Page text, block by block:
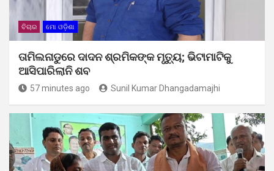
ବିଚାର ମୋ ଓଡ଼ିଶା
ତାମିଲନାଡୁରେ ଦାଦନ ଶ୍ରମିକଙ୍କ ମୃତ୍ୟୁ; ଭିଟାମାଟିକୁ
ଆସିପାରିଲାନି ଶବ
57 minutes ago Sunil Kumar Dhangadamajhi